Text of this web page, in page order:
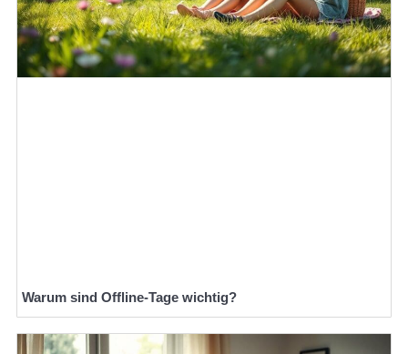
Warum sind Offline-Tage wichtig?